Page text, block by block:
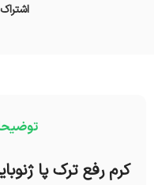
کرم رفع ترک پا